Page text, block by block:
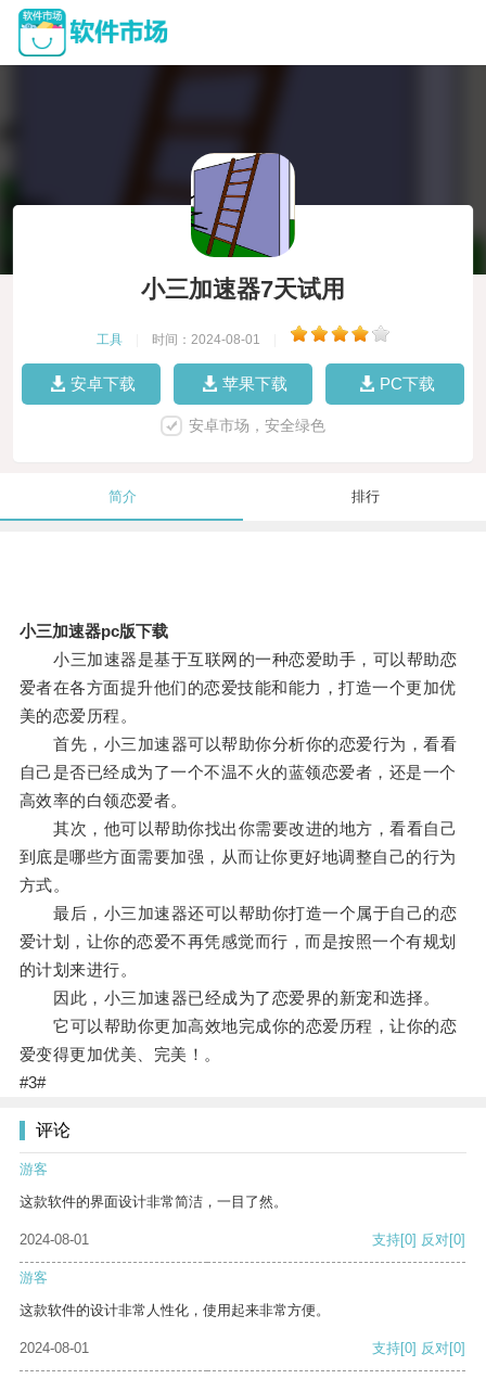
小三加速器7天试用
工具 时间：2024-08-01
安卓下载 苹果下载 PC下载
安卓市场，安全绿色
简介 排行
小三加速器pc版下载
小三加速器是基于互联网的一种恋爱助手，可以帮助恋
爱者在各方面提升他们的恋爱技能和能力，打造一个更加优
美的恋爱历程。
首先，小三加速器可以帮助你分析你的恋爱行为，看看
自己是否已经成为了一个不温不火的蓝领恋爱者，还是一个
高效率的白领恋爱者。
其次，他可以帮助你找出你需要改进的地方，看看自己
到底是哪些方面需要加强，从而让你更好地调整自己的行为
方式。
最后，小三加速器还可以帮助你打造一个属于自己的恋
爱计划，让你的恋爱不再凭感觉而行，而是按照一个有规划
的计划来进行。
因此，小三加速器已经成为了恋爱界的新宠和选择。
它可以帮助你更加高效地完成你的恋爱历程，让你的恋
爱变得更加优美、完美！。
#3#
评论
游客
这款软件的界面设计非常简洁，一目了然。
2024-08-01 支持[0] 反对[0]
游客
这款软件的设计非常人性化，使用起来非常方便。
2024-08-01 支持[0] 反对[0]